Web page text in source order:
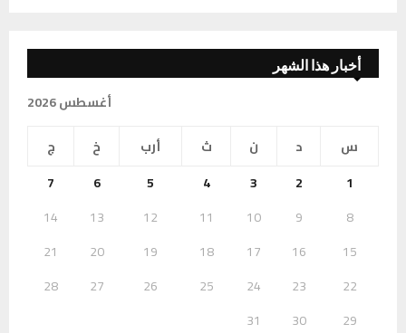
أخبار هذا الشهر
أغسطس 2026
س
د ن ث أرب خ
ج
1
2
3
4
5
6
7
8
9
10
11
12
13
14
15
16
17
18
19
20
21
22
23
24
25
26
27
28
29
30
31